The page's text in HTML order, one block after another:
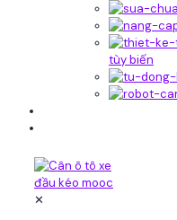
tùy biến
✕